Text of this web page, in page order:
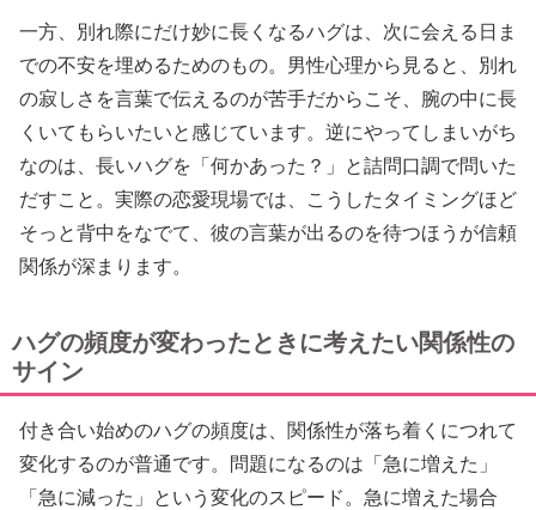
一方、別れ際にだけ妙に長くなるハグは、次に会える日ま
での不安を埋めるためのもの。男性心理から見ると、別れ
の寂しさを言葉で伝えるのが苦手だからこそ、腕の中に長
くいてもらいたいと感じています。逆にやってしまいがち
なのは、長いハグを「何かあった？」と詰問口調で問いた
だすこと。実際の恋愛現場では、こうしたタイミングほど
そっと背中をなでて、彼の言葉が出るのを待つほうが信頼
関係が深まります。
ハグの頻度が変わったときに考えたい関係性の
サイン
付き合い始めのハグの頻度は、関係性が落ち着くにつれて
変化するのが普通です。問題になるのは「急に増えた」
「急に減った」という変化のスピード。急に増えた場合